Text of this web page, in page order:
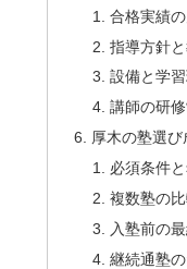
合格実績
指導方針
設備と学
講師の研
厚木の塾選
必須条件
複数塾の
入塾前の
継続通塾